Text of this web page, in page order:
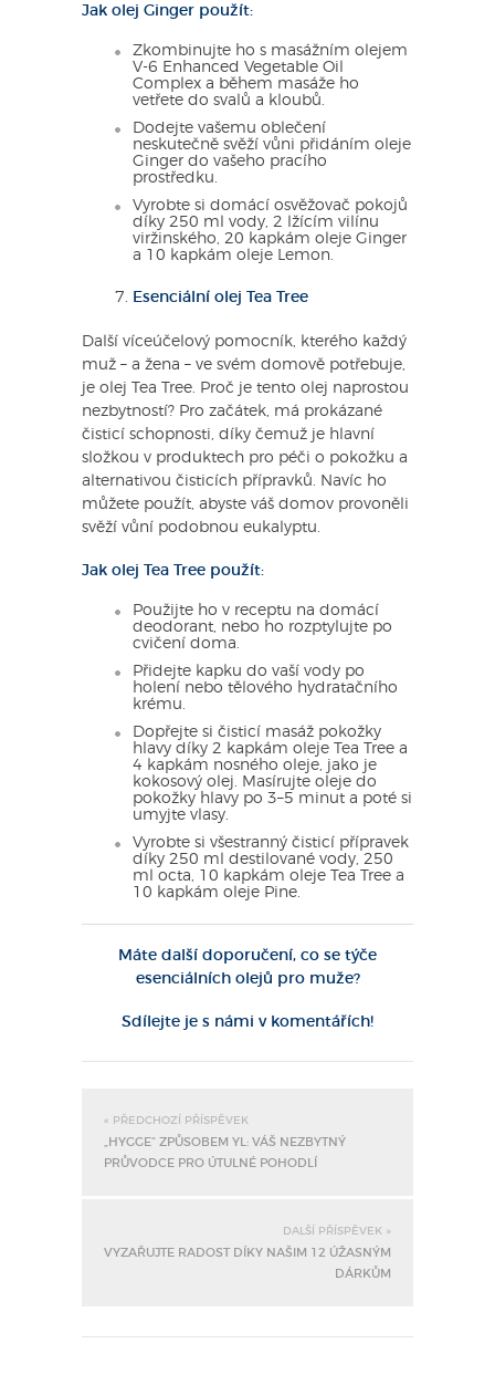
Jak olej Ginger použít:
Zkombinujte ho s masážním olejem
V-6 Enhanced Vegetable Oil
Complex a během masáže ho
vetřete do svalů a kloubů.
Dodejte vašemu oblečení
neskutečně svěží vůni přidáním oleje
Ginger do vašeho pracího
prostředku.
Vyrobte si domácí osvěžovač pokojů
díky 250 ml vody, 2 lžícím vilínu
viržinského, 20 kapkám oleje Ginger
a 10 kapkám oleje Lemon.
Esenciální olej Tea Tree
Další víceúčelový pomocník, kterého každý
muž – a žena – ve svém domově potřebuje,
je olej Tea Tree. Proč je tento olej naprostou
nezbytností? Pro začátek, má prokázané
čisticí schopnosti, díky čemuž je hlavní
složkou v produktech pro péči o pokožku a
alternativou čisticích přípravků. Navíc ho
můžete použít, abyste váš domov provoněli
svěží vůní podobnou eukalyptu.
Jak olej Tea Tree použít:
Použijte ho v receptu na domácí
deodorant, nebo ho rozptylujte po
cvičení doma.
Přidejte kapku do vaší vody po
holení nebo tělového hydratačního
krému.
Dopřejte si čisticí masáž pokožky
hlavy díky 2 kapkám oleje Tea Tree a
4 kapkám nosného oleje, jako je
kokosový olej. Masírujte oleje do
pokožky hlavy po 3–5 minut a poté si
umyjte vlasy.
Vyrobte si všestranný čisticí přípravek
díky 250 ml destilované vody, 250
ml octa, 10 kapkám oleje Tea Tree a
10 kapkám oleje Pine.
Máte další doporučení, co se týče
esenciálních olejů pro muže?
Sdílejte je s námi v komentářích!
« PŘEDCHOZÍ PŘÍSPĚVEK
„HYGGE“ ZPŮSOBEM YL: VÁŠ NEZBYTNÝ
PRŮVODCE PRO ÚTULNÉ POHODLÍ
DALŠÍ PŘÍSPĚVEK »
VYZAŘUJTE RADOST DÍKY NAŠIM 12 ÚŽASNÝM
DÁRKŮM